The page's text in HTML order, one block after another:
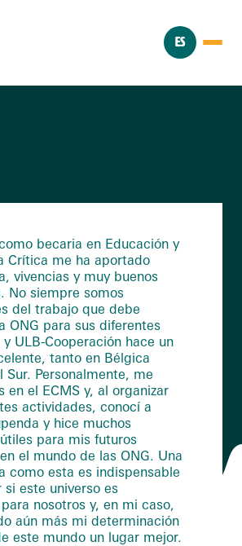
ES
becaria en Educación y
Crítica me ha aportado
vivencias y muy buenos
No siempre somos
del trabajo que debe
ONG para sus diferentes
ULB-Cooperación hace un
tanto en Bélgica
Sur. Personalmente, me
en el ECMS y, al organizar
actividades, conocí a
y hice muchos
para mis futuros
el mundo de las ONG. Una
como esta es indispensable
si este universo es
nosotros y, en mi caso,
aún más mi determinación
este mundo un lugar mejor.